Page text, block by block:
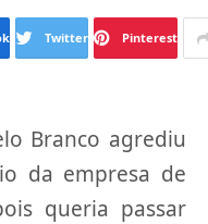
Twitter Pinterest
Branco agrediu
da empresa de
queria passar